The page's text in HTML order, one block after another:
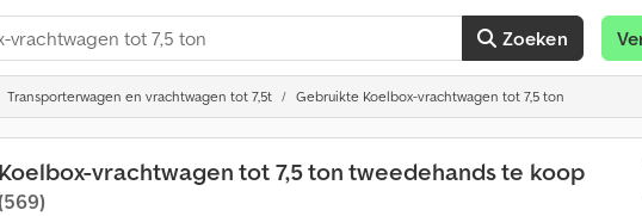
Zoeken
Transporterwagen en vrachtwagen tot 7,5t Gebruikte Koelbox-vrachtwagen tot 7,5 ton
vrachtwagen tot 7,5 ton tweedehands te koop